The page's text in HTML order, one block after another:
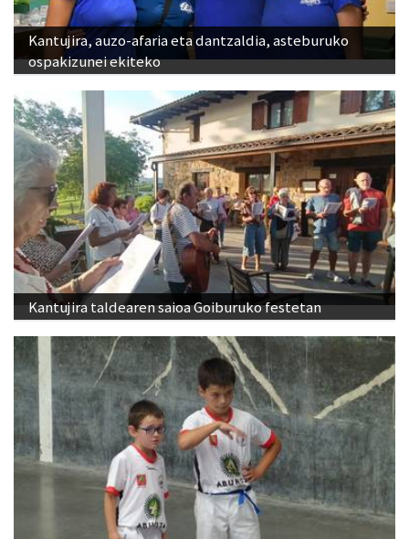
Kantujira, auzo-afaria eta dantzaldia, asteburuko
ospakizunei ekiteko
Kantujira taldearen saioa Goiburuko festetan